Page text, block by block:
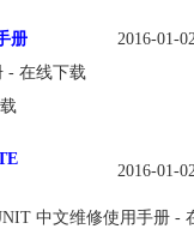
册
2016-01-
- 在线下载
2016-01-
中文维修使用手册 -